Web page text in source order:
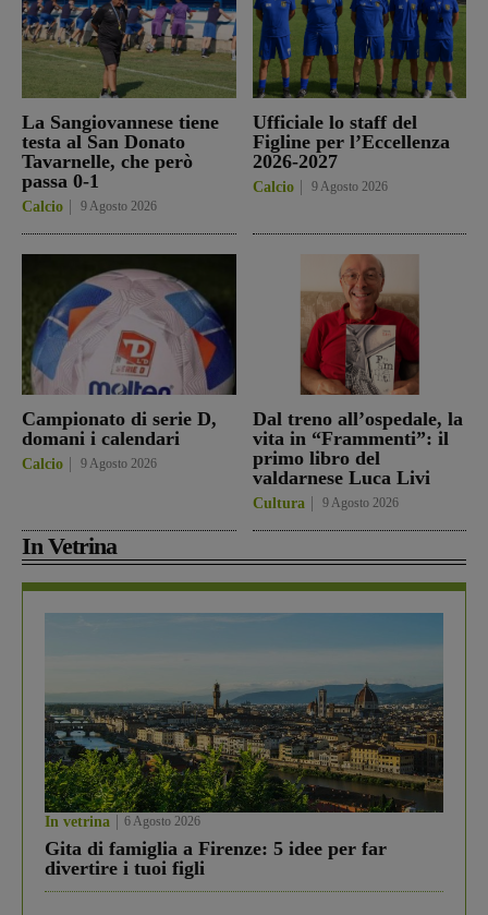
La Sangiovannese tiene
testa al San Donato
Tavarnelle, che però
passa 0-1
Calcio 9 Agosto 2026
Ufficiale lo staff del
Figline per l’Eccellenza
2026-2027
Calcio 9 Agosto 2026
Campionato di serie D,
domani i calendari
Calcio 9 Agosto 2026
Dal treno all’ospedale, la
vita in “Frammenti”: il
primo libro del
valdarnese Luca Livi
Cultura 9 Agosto 2026
In Vetrina
In vetrina 6 Agosto 2026
Gita di famiglia a Firenze: 5 idee per far
divertire i tuoi figli